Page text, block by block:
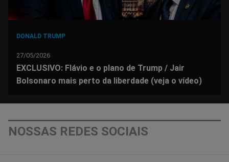
DONALD TRUMP
27/05/2026
EXCLUSIVO: Flávio e o plano de Trump / Jair
Bolsonaro mais perto da liberdade (veja o vídeo)
NOSSAS REDES SOCIAIS